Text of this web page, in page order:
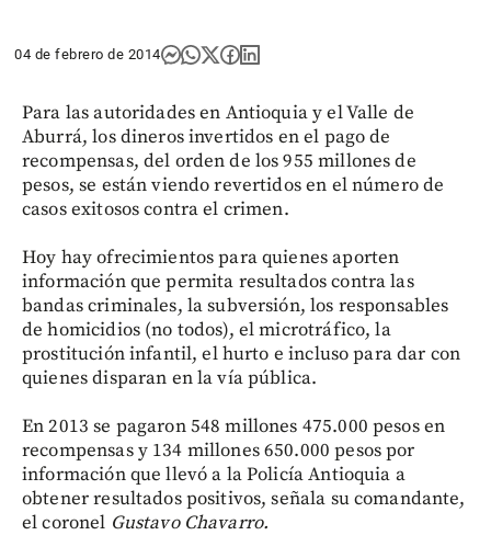
04 de febrero de 2014
Para las autoridades en Antioquia y el Valle de
Aburrá, los dineros invertidos en el pago de
recompensas, del orden de los 955 millones de
pesos, se están viendo revertidos en el número de
casos exitosos contra el crimen.
Hoy hay ofrecimientos para quienes aporten
información que permita resultados contra las
bandas criminales, la subversión, los responsables
de homicidios (no todos), el microtráfico, la
prostitución infantil, el hurto e incluso para dar con
quienes disparan en la vía pública.
En 2013 se pagaron 548 millones 475.000 pesos en
recompensas y 134 millones 650.000 pesos por
información que llevó a la Policía Antioquia a
obtener resultados positivos, señala su comandante,
el coronel Gustavo Chavarro.